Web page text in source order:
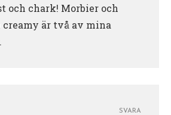
och chark! Morbier och
creamy är två av mina
SVARA